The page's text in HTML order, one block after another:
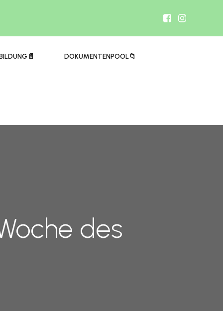
DOKUMENTENPOOL📁
des